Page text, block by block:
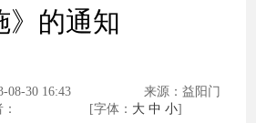
》的通知
08-30 16:43
来源：益阳门
： [字体： 大 中 小]